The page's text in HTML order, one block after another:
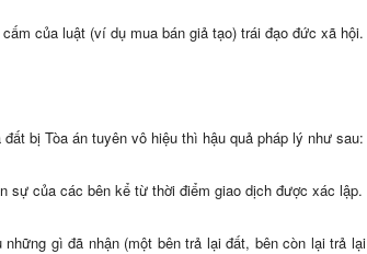
của luật (ví dụ mua bán giả tạo) trái đạo đức xã hội.
bị Tòa án tuyên vô hiệu thì hậu quả pháp lý như sau:
sự của các bên kể từ thời điểm giao dịch được xác lập.
gì đã nhận (một bên trả lại đất, bên còn lại trả lại